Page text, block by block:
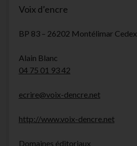
Voix d’encre
BP 83 – 26202 Montélimar
Alain Blanc
04 75 01 93 42
ecrire@voix-dencre.net
http://www.voix-dencre.net
Domaines éditoriaux